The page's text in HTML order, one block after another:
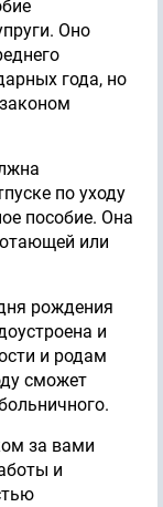
Оно
года, но
по уходу
пособие. Она
или
рождения
и
и родам
сможет
за вами
и